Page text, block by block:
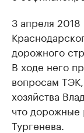
3 апреля 2018
дорожного
В ходе него
вопросам
хозяйства
что дорожные
Тургенева.